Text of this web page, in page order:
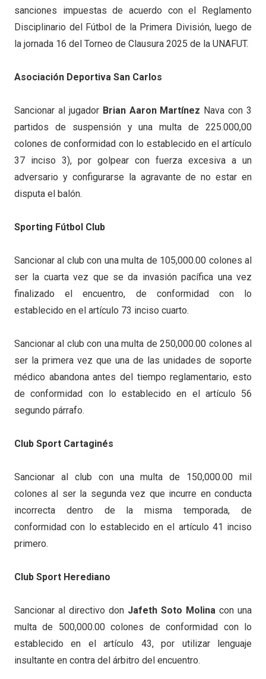
sanciones impuestas de acuerdo con el Reglamento
Disciplinario del Fútbol de la Primera División, luego de
la jornada 16 del Torneo de Clausura 2025 de la UNAFUT.
Asociación Deportiva San Carlos
Sancionar al jugador Brian Aaron Martínez Nava con 3
partidos de suspensión y una multa de 225.000,00
colones de conformidad con lo establecido en el artículo
37 inciso 3), por golpear con fuerza excesiva a un
adversario y configurarse la agravante de no estar en
disputa el balón.
Sporting Fútbol Club
Sancionar al club con una multa de 105,000.00 colones al
ser la cuarta vez que se da invasión pacífica una vez
finalizado el encuentro, de conformidad con lo
establecido en el artículo 73 inciso cuarto.
Sancionar al club con una multa de 250,000.00 colones al
ser la primera vez que una de las unidades de soporte
médico abandona antes del tiempo reglamentario, esto
de conformidad con lo establecido en el artículo 56
segundo párrafo.
Club Sport Cartaginés
Sancionar al club con una multa de 150,000.00 mil
colones al ser la segunda vez que incurre en conducta
incorrecta dentro de la misma temporada, de
conformidad con lo establecido en el artículo 41 inciso
primero.
Club Sport Herediano
Sancionar al directivo don Jafeth Soto Molina con una
multa de 500,000.00 colones de conformidad con lo
establecido en el artículo 43, por utilizar lenguaje
insultante en contra del árbitro del encuentro.